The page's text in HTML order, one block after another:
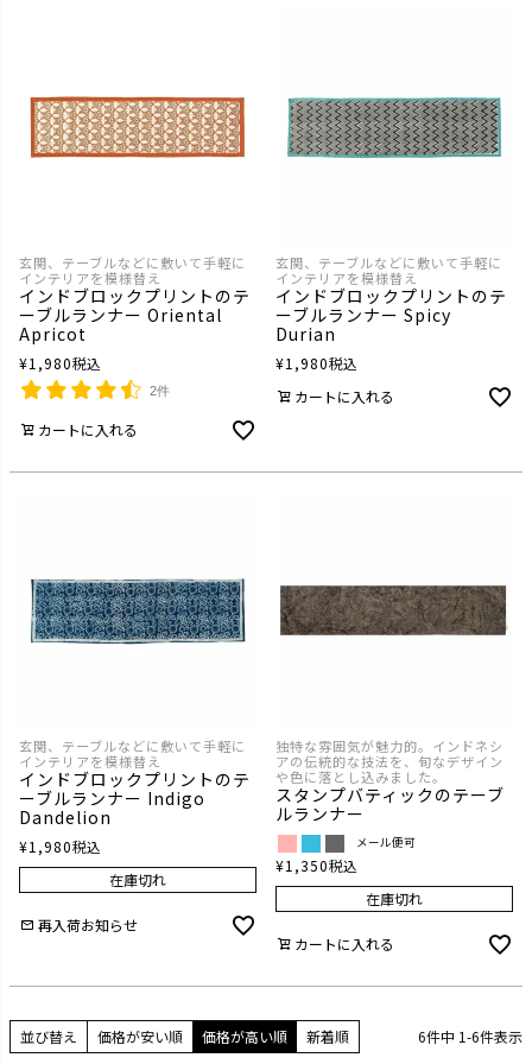
玄関、テーブルなどに敷いて手軽に
インテリアを模様替え
インドブロックプリントのテ
ーブルランナー Oriental
Apricot
¥1,980税込
2件
カートに入れる
玄関、テーブルなどに敷いて手軽に
インテリアを模様替え
インドブロックプリントのテ
ーブルランナー Spicy
Durian
¥1,980税込
カートに入れる
玄関、テーブルなどに敷いて手軽に
インテリアを模様替え
インドブロックプリントのテ
ーブルランナー Indigo
Dandelion
¥1,980税込
在庫切れ
再入荷お知らせ
独特な雰囲気が魅力的。インドネシ
アの伝統的な技法を、旬なデザイン
や色に落とし込みました。
スタンプバティックのテーブ
ルランナー
メール便可
¥1,350税込
在庫切れ
カートに入れる
並び替え 価格が安い順 価格が高い順 新着順 6件中 1-6件表示